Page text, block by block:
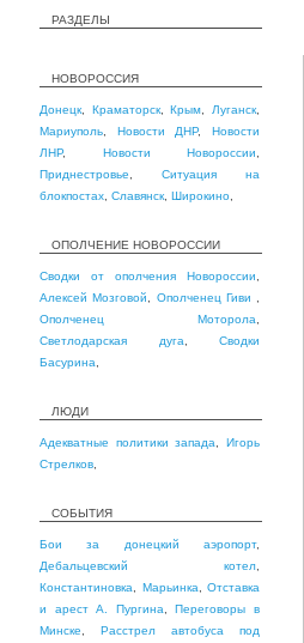
РАЗДЕЛЫ
НОВОРОССИЯ
Донецк Краматорск,Крым Луганск
Мариуполь
Новости ДНР,Новости
ЛНР, Новости Новороссии
Приднестровье
Ситуация на
блокпостах Славянск Широкино
ОПОЛЧЕНИЕ НОВОРОССИИ
Сводки от ополчения Новороссии
Алексей Мозговой
Ополченец Гиви
Ополченец Моторола
Светлодарская дуга
Сводки
Басурина
ЛЮДИ
Адекватные политики запада ,Игорь
Стрелков
СОБЫТИЯ
Бои за донецкий аэропорт,
Дебальцевский котел
Константиновка
Марьинка
Отставка
и арест А. Пургина ,Переговоры в
Минске
Расстрел автобуса под